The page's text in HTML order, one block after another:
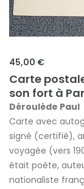
45,00 €
Carte
son fort à
Déroulède Paul
Carte avec
signé (certifié),
voyagée (vers
était poète,
nationaliste